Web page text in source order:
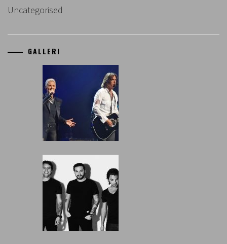
Uncategorised
GALLERI